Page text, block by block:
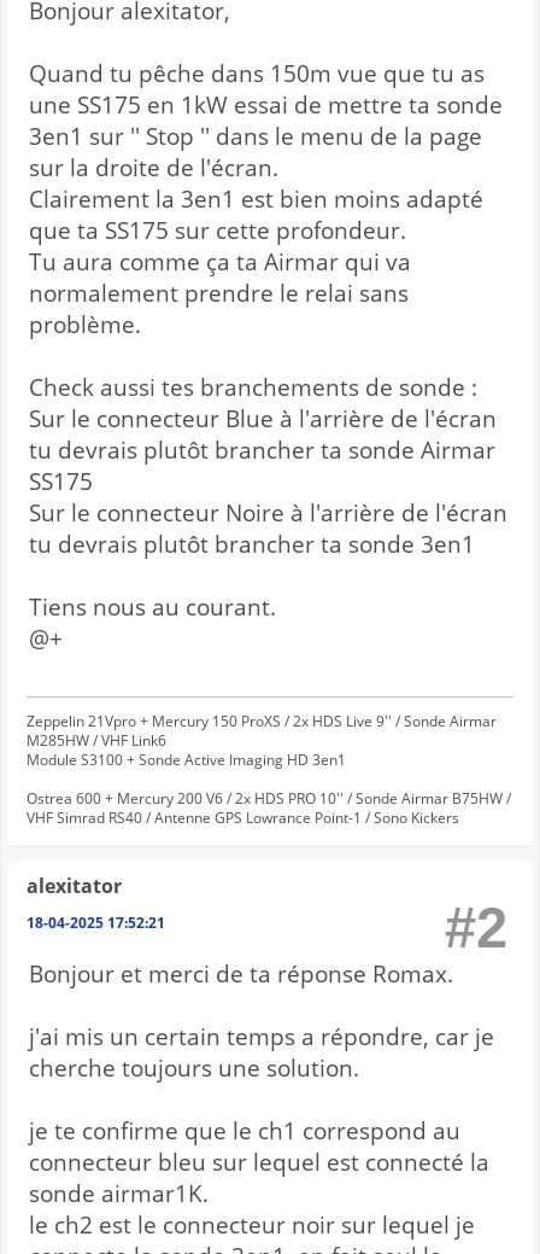
Bonjour alexitator,
Quand tu pêche dans 150m vue que tu as
une SS175 en 1kW essai de mettre ta sonde
3en1 sur '' Stop '' dans le menu de la page
sur la droite de l'écran.
Clairement la 3en1 est bien moins adapté
que ta SS175 sur cette profondeur.
Tu aura comme ça ta Airmar qui va
normalement prendre le relai sans
problème.
Check aussi tes branchements de sonde :
Sur le connecteur Blue à l'arrière de l'écran
tu devrais plutôt brancher ta sonde Airmar
SS175
Sur le connecteur Noire à l'arrière de l'écran
tu devrais plutôt brancher ta sonde 3en1
Tiens nous au courant.
@+
Zeppelin 21Vpro + Mercury 150 ProXS / 2x HDS Live 9'' / Sonde Airmar
M285HW / VHF Link6
Module S3100 + Sonde Active Imaging HD 3en1
Ostrea 600 + Mercury 200 V6 / 2x HDS PRO 10'' / Sonde Airmar B75HW /
VHF Simrad RS40 / Antenne GPS Lowrance Point-1 / Sono Kickers
alexitator
18-04-2025 17:52:21 #2
Bonjour et merci de ta réponse Romax.
j'ai mis un certain temps a répondre, car je
cherche toujours une solution.
je te confirme que le ch1 correspond au
connecteur bleu sur lequel est connecté la
sonde airmar1K.
le ch2 est le connecteur noir sur lequel je